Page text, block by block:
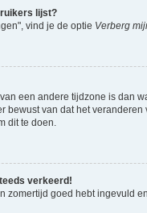
lijst?
vind je de optie Verberg
een andere tijdzone is dan
bewust van dat het
dit te doen.
verkeerd!
zomertijd goed hebt ingevuld